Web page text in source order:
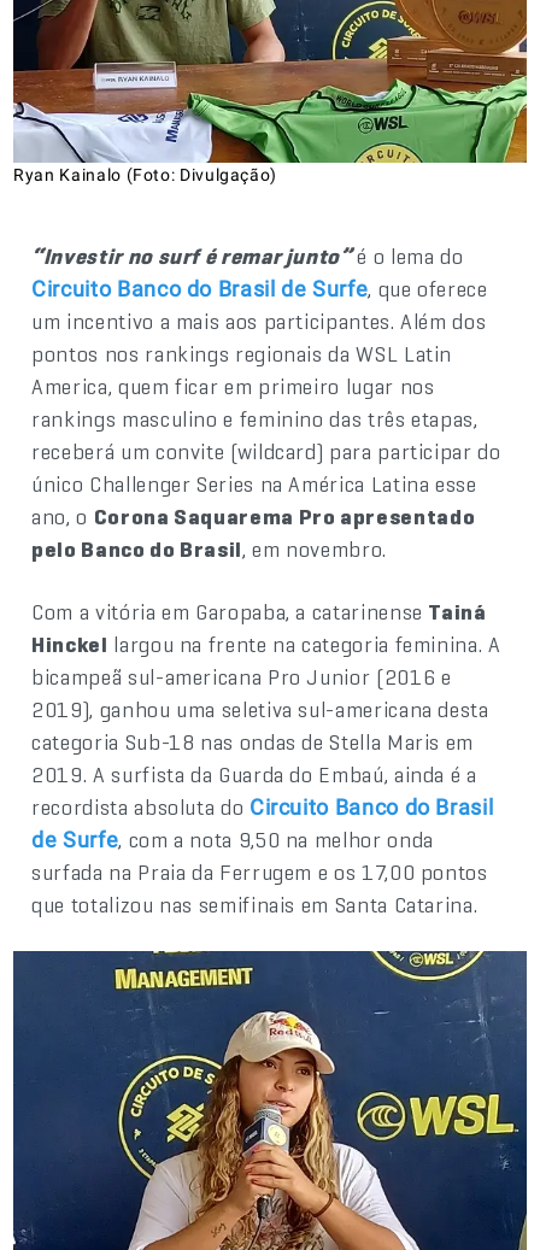
Ryan Kainalo (Foto: Divulgação)
“Investir no surf é remar junto”é o lema do
Circuito Banco do Brasil de Surfe, que oferece
um incentivo a mais aos participantes. Além dos
pontos nos rankings regionais da WSL Latin
America, quem ficar em primeiro lugar nos
rankings masculino e feminino das três etapas,
receberá um convite (wildcard) para participar do
único Challenger Series na América Latina esse
ano, o Corona Saquarema Pro apresentado
pelo Banco do Brasil, em novembro.
Com a vitória em Garopaba, a catarinense Tainá
Hinckel largou na frente na categoria feminina. A
bicampeã sul-americana Pro Junior (2016 e
2019), ganhou uma seletiva sul-americana desta
categoria Sub-18 nas ondas de Stella Maris em
2019. A surfista da Guarda do Embaú, ainda é a
recordista absoluta do Circuito Banco do Brasil
de Surfe, com a nota 9,50 na melhor onda
surfada na Praia da Ferrugem e os 17,00 pontos
que totalizou nas semifinais em Santa Catarina.